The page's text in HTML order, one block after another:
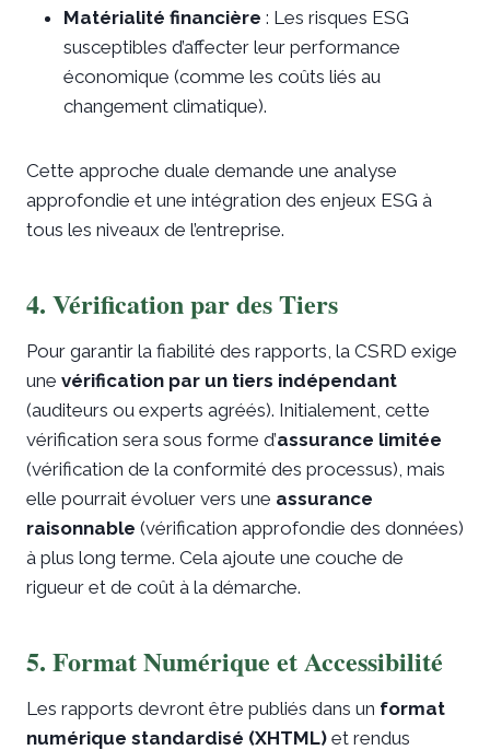
Matérialité financière : Les risques ESG
susceptibles d’affecter leur performance
économique (comme les coûts liés au
changement climatique).
Cette approche duale demande une analyse
approfondie et une intégration des enjeux ESG à
tous les niveaux de l’entreprise.
4. Vérification par des Tiers
Pour garantir la fiabilité des rapports, la CSRD exige
une vérification par un tiers indépendant
(auditeurs ou experts agréés). Initialement, cette
vérification sera sous forme d’assurance limitée
(vérification de la conformité des processus), mais
elle pourrait évoluer vers une assurance
raisonnable (vérification approfondie des données)
à plus long terme. Cela ajoute une couche de
rigueur et de coût à la démarche.
5. Format Numérique et Accessibilité
Les rapports devront être publiés dans un format
numérique standardisé (XHTML) et rendus